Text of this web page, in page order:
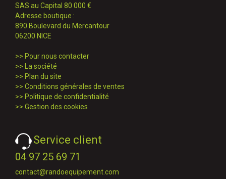
SAS au Capital 80 000 €
Adresse boutique :
890 Boulevard du Mercantour
06200 NICE
>> Pour nous contacter
>>
La société
>> Plan du site
>> Conditions générales de ventes
>> Politique de confidentialité
>> Gestion des cookies
Service client
04 97 25 69 71
contact@randoequipement.com